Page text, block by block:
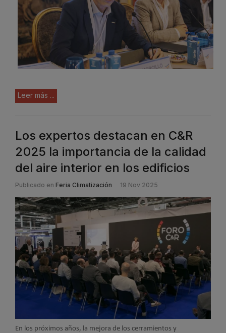
Leer más ...
Los expertos destacan en C&R
2025 la importancia de la calidad
del aire interior en los edificios
Publicado en Feria Climatización 19 Nov 2025
En los próximos años, la mejora de los cerramientos y